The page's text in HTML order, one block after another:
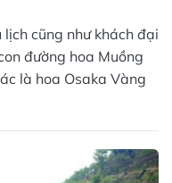
cũng như khách đại
đường hoa Muồng
là hoa Osaka Vàng